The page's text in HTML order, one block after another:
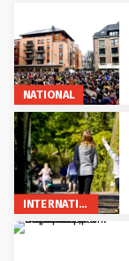
NATIONAL
INTERNATIONAL